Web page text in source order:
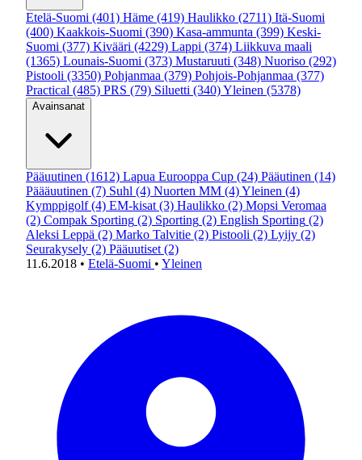
Etelä-Suomi (401) Häme (419) Haulikko (2711) Itä-Suomi
(400) Kaakkois-Suomi (390) Kasa-ammunta (399) Keski-
Suomi (377) Kivääri (4229) Lappi (374) Liikkuva maali
(1365) Lounais-Suomi (373) Mustaruuti (348) Nuoriso (292)
Pistooli (3350) Pohjanmaa (379) Pohjois-Pohjanmaa (377)
Practical (485) PRS (79) Siluetti (340)Yleinen (5378)
Avainsanat
Pääuutinen (1612) Lapua Eurooppa Cup (24) Pääutinen (14)
Päääuutinen (7) Suhl (4) Nuorten MM (4)Yleinen (4)
Kymppigolf (4) EM-kisat (3) Haulikko (2) Mopsi Veromaa
(2) Compak Sporting (2) Sporting (2) English Sporting (2)
Aleksi Leppä (2) Marko Talvitie (2) Pistooli (2) Lyijy (2)
Seurakysely (2) Pääuutiset (2)
11.6.2018 • Etelä-Suomi • Yleinen